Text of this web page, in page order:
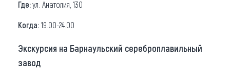
Где:ул. Анатолия, 130
Когда: 19.00-24.00
Экскурсия на Барнаульский сереброплавильный
завод